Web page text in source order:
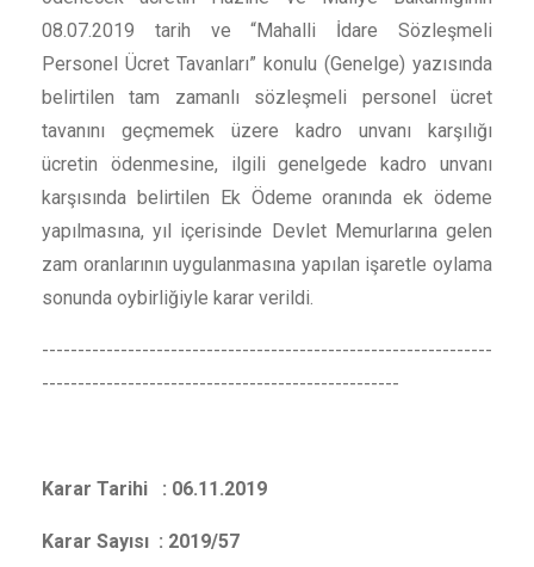
08.07.2019 tarih ve “Mahalli İdare Sözleşmeli
Personel Ücret Tavanları” konulu (Genelge) yazısında
belirtilen tam zamanlı sözleşmeli personel ücret
tavanını geçmemek üzere kadro unvanı karşılığı
ücretin ödenmesine, ilgili genelgede kadro unvanı
karşısında belirtilen Ek Ödeme oranında ek ödeme
yapılmasına, yıl içerisinde Devlet Memurlarına gelen
zam oranlarının uygulanmasına yapılan işaretle oylama
sonunda oybirliğiyle karar verildi.
---------------------------------------------------------------
--------------------------------------------------
Karar Tarihi : 06.11.2019
Karar Sayısı : 2019/57